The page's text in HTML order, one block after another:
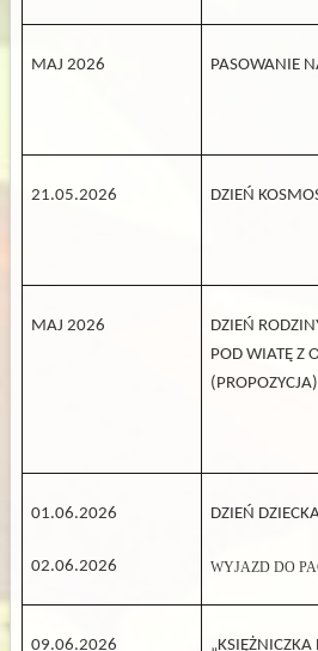
MAJ 2026 PASOWANIE
21.05.2026 DZIEŃ
MAJ 2026
DZIEŃ
POD WIATĘ Z
(PROPOZYCJA)
01.06.2026
02.06.2026
DZIEŃ
WYJAZD DO
09.06.2026